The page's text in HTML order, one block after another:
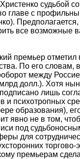
судьбой
главе с
все возможные
премьер отметил
По его словам,
между
долл.). Хотя
лишь
и психотропных
образования),
явно не в том,
под
для
торгово-
премьерам